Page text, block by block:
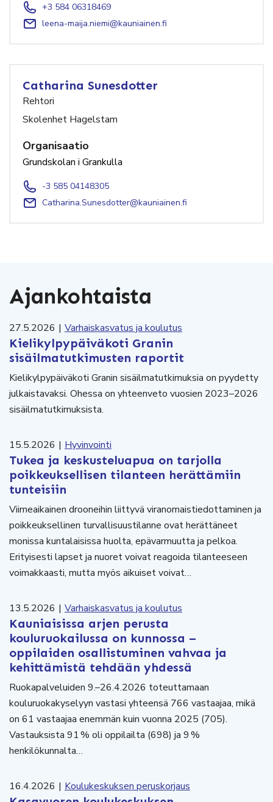
+3 584 06318469
leena-maija.niemi@kauniainen.fi
Catharina Sunesdotter
Rehtori
Skolenhet Hagelstam
Organisaatio
Grundskolan i Grankulla
-3 585 04148305
Catharina.Sunesdotter@kauniainen.fi
Ajankohtaista
27.5.2026 | Varhaiskasvatus ja koulutus
Kielikylpypäiväkoti Granin
sisäilmatutkimusten raportit
Kielikylpypäiväkoti Granin sisäilmatutkimuksia on pyydetty
julkaistavaksi. Ohessa on yhteenveto vuosien 2023–2026
sisäilmatutkimuksista.
15.5.2026 | Hyvinvointi
Tukea ja keskusteluapua on tarjolla
poikkeuksellisen tilanteen herättämiin
tunteisiin
Viimeaikainen drooneihin liittyvä viranomaistiedottaminen ja
poikkeuksellinen turvallisuustilanne ovat herättäneet
monissa kuntalaisissa huolta, epävarmuutta ja pelkoa.
Erityisesti lapset ja nuoret voivat reagoida tilanteeseen
voimakkaasti, mutta myös aikuiset voivat…
13.5.2026 | Varhaiskasvatus ja koulutus
Kauniaisissa arjen perusta
kouluruokailussa on kunnossa –
oppilaiden osallistuminen vahvaa ja
kehittämistä tehdään yhdessä
Ruokapalveluiden 9.–26.4.2026 toteuttamaan
kouluruokakyselyyn vastasi yhteensä 766 vastaajaa, mikä
on 61 vastaajaa enemmän kuin vuonna 2025 (705).
Vastauksista 91 % oli oppilailta (698) ja 9 %
henkilökunnalta…
16.4.2026 | Koulukeskuksen peruskorjaus